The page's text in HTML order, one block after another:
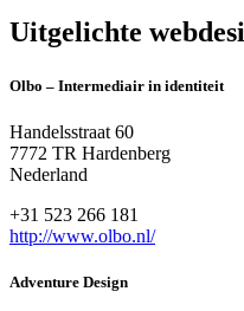
Uitgelichte
Olbo – Intermediair in identiteit
Handelsstraat 60
7772 TR Hardenberg
Nederland
+31 523 266 181
http://www.olbo.nl/
Adventure Design